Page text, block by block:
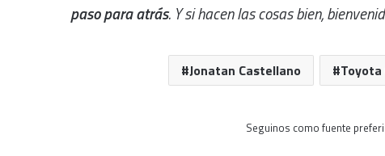
paso para atrás. Y si hacen las cosas bien,
Jonatan Castellano Toyota
Seguinos como fuente